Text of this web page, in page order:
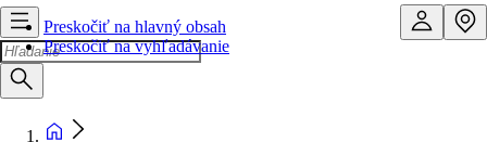
Preskočiť na hlavný obsah
Preskočiť na vyhľadávanie